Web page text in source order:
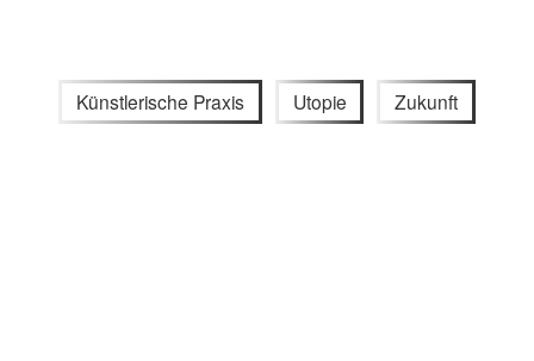
Künstlerische Praxis Utopie Zukunft